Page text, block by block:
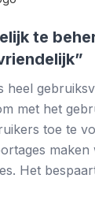
te
heel
met het
toe te
maken
Het